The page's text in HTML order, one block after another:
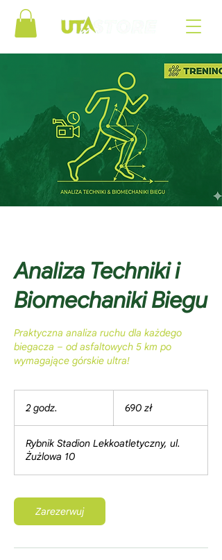
Analiza Techniki i
Biomechaniki Biegu
Praktyczna analiza ruchu dla każdego
biegacza – od asfaltowych 5 km po
wymagające górskie ultra!
2 godz.
d
z
.
polskich
690 zł
Rybnik Stadion Lekkoatletyczny, ul.
Żużlowa 10
Zarezerwuj